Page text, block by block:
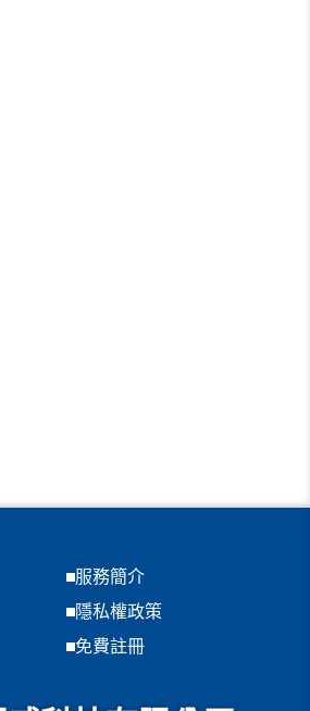
服務簡介
隱私權政策
免費註冊